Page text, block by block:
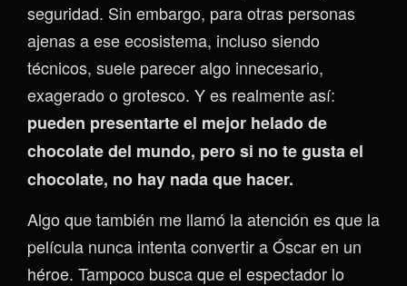
seguridad. Sin embargo, para otras personas
ajenas a ese ecosistema, incluso siendo
técnicos, suele parecer algo innecesario,
exagerado o grotesco. Y es realmente así:
pueden presentarte el mejor helado de
chocolate del mundo, pero si no te gusta el
chocolate, no hay nada que hacer.
Algo que también me llamó la atención es que la
película nunca intenta convertir a Óscar en un
héroe. Tampoco busca que el espectador lo